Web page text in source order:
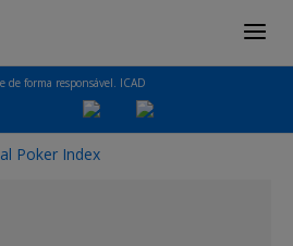
de forma responsável. ICAD
Poker Index